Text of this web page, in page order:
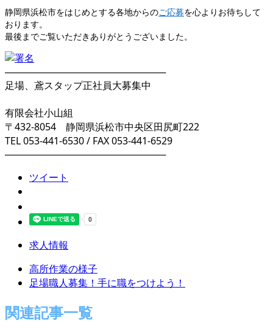
静岡県浜松市をはじめとする各地からのご応募を心よりお待ちして
おります。
最後までご覧いただきありがとうございました。
────────────────────────
足場、鳶スタップ正社員大募集中
有限会社小山組
〒432-8054 静岡県浜松市中央区田尻町222
TEL 053-441-6530 / FAX 053-441-6529
────────────────────────
ツイート
求人情報
高所作業の様子
足場職人募集！手に職をつけよう！
関連記事一覧